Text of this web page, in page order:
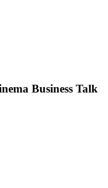
Business Talk